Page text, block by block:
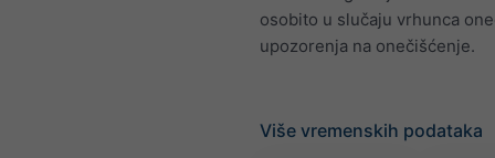
osobito u slučaju vrhunca
upozorenja na onečišćenje.
Više vremenskih podataka